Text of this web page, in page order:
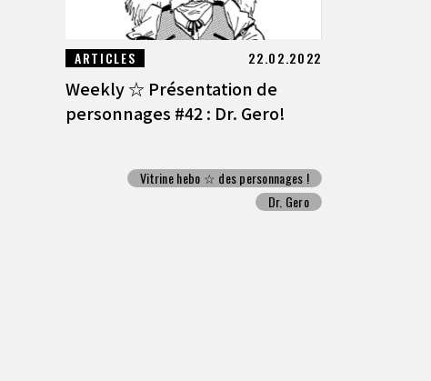
ARTICLES 22.02.2022
Weekly ☆ Présentation de
personnages #42 : Dr. Gero!
Vitrine hebo ☆ des personnages !
Dr. Gero